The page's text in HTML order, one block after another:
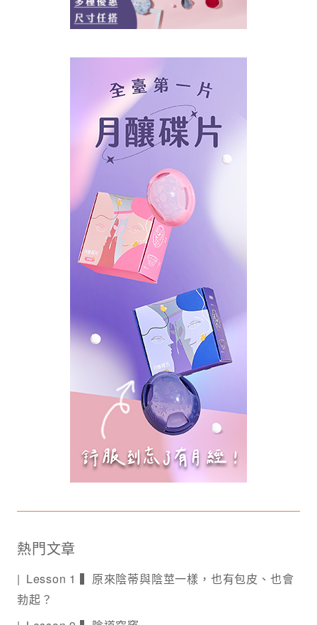
熱門文章
Lesson 1 ▍原來陰蒂與陰莖一樣，也有包皮、也會
勃起？